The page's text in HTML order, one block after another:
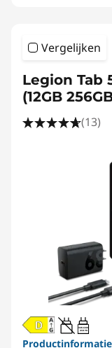
Vergelijken
Legion Tab
(12GB
(13)
20W-60W
USB PD